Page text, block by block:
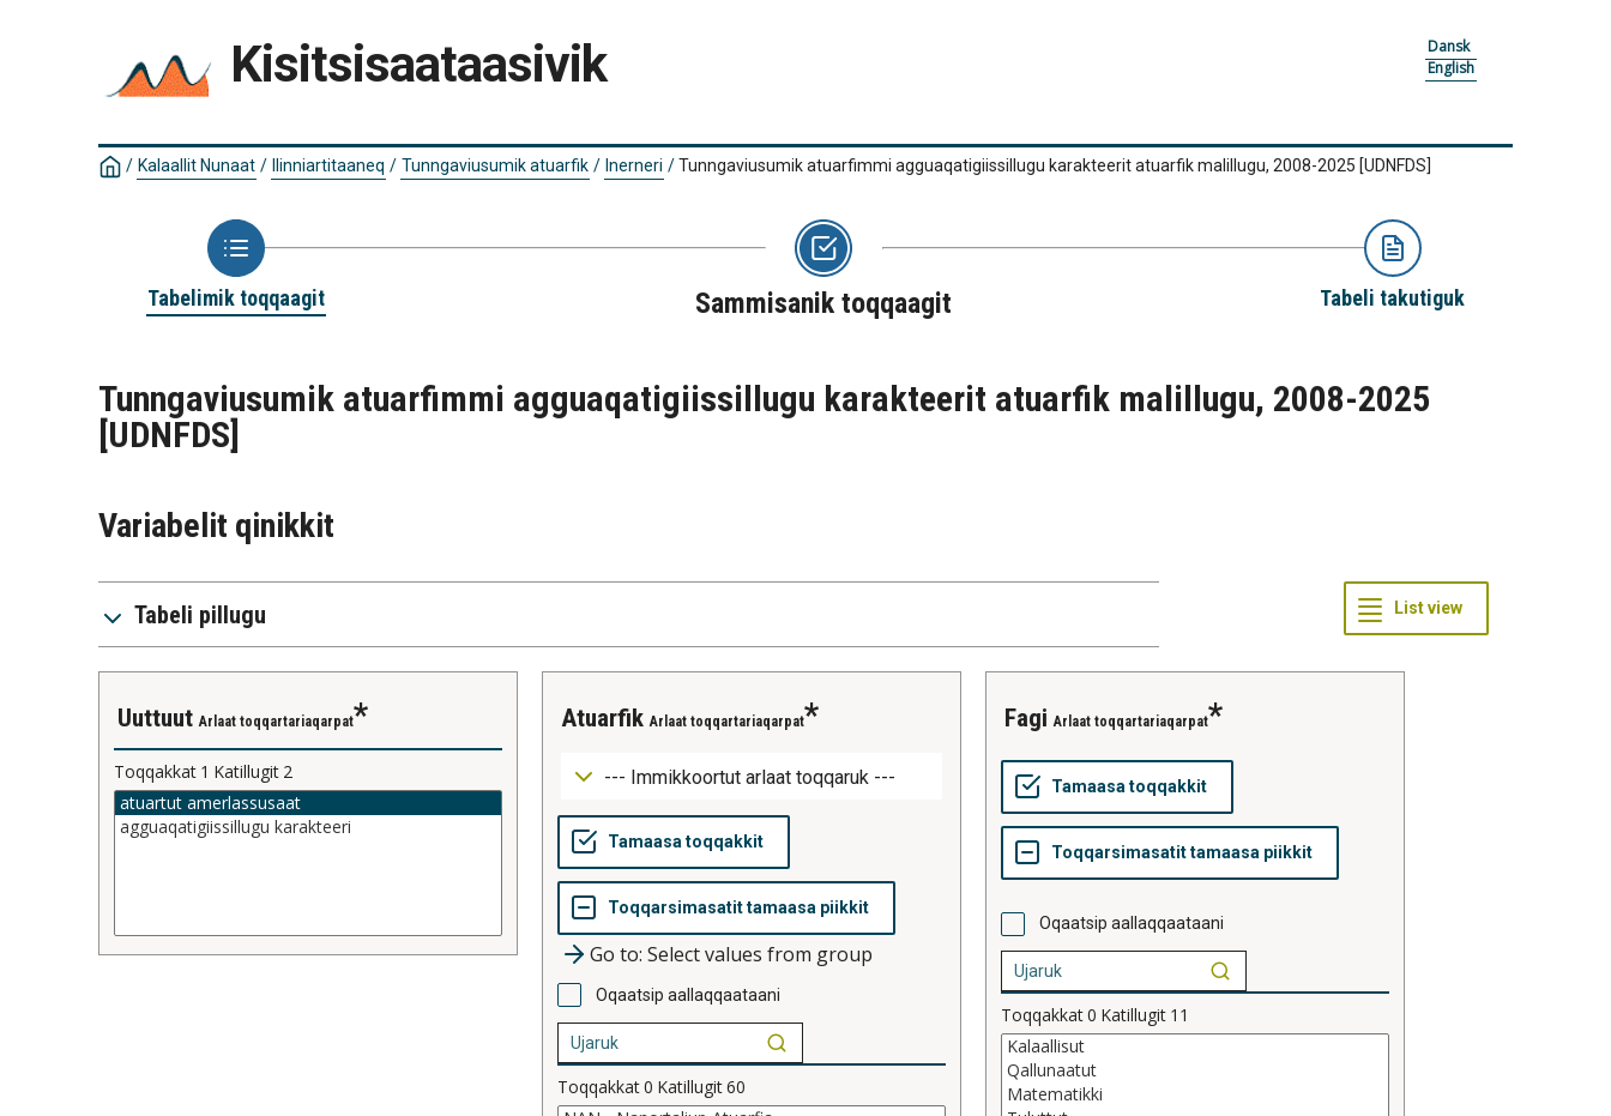
Kisitsisaataasivik
Dansk
English
/ Kalaallit Nunaat / Ilinniartitaaneq / Tunngaviusumik atuarfik / Inerneri /Tunngaviusumik atuarfimmi agguaqatigiissillugu karakteerit atuarfik malillugu, 2008-2025 [UDNFDS]
Tabelimik toqqaagit Sammisanik toqqaagit Tabeli takutiguk
Tunngaviusumik atuarfimmi agguaqatigiissillugu karakteerit atuarfik malillugu, 2008-2025
[UDNFDS]
Variabelit qinikkit
Tabeli pillugu
uuttuut Arlaat toqqartariaqarpat
Toqqakkat 1 Katillugit 2
atuarfik Arlaat toqqartariaqarpat
Go to: Select values from group
Oqaatsip aallaqqaataani
Toqqakkat0 Katillugit60
fagi Arlaat toqqartariaqarpat
Oqaatsip aallaqqaataani
Toqqakkat0 Katillugit 11